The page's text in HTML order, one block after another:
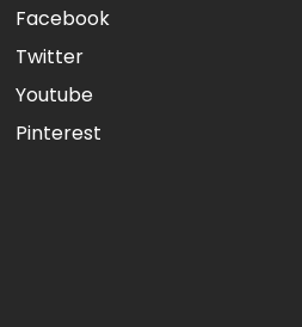
Facebook
Twitter
Youtube
Pinterest